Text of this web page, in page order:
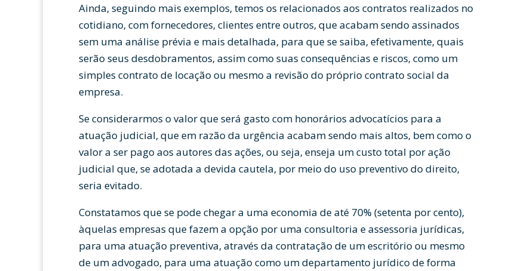
Ainda, seguindo mais exemplos, temos os relacionados aos contratos realizados no
cotidiano, com fornecedores, clientes entre outros, que acabam sendo assinados
sem uma análise prévia e mais detalhada, para que se saiba, efetivamente, quais
serão seus desdobramentos, assim como suas consequências e riscos, como um
simples contrato de locação ou mesmo a revisão do próprio contrato social da
empresa.
Se considerarmos o valor que será gasto com honorários advocatícios para a
atuação judicial, que em razão da urgência acabam sendo mais altos, bem como o
valor a ser pago aos autores das ações, ou seja, enseja um custo total por ação
judicial que, se adotada a devida cautela, por meio do uso preventivo do direito,
seria evitado.
Constatamos que se pode chegar a uma economia de até 70% (setenta por cento),
àquelas empresas que fazem a opção por uma consultoria e assessoria jurídicas,
para uma atuação preventiva, através da contratação de um escritório ou mesmo
de um advogado, para uma atuação como um departamento jurídico de forma